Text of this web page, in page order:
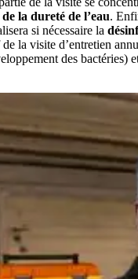
la dureté de l’eau.
si nécessaire la
la visite d’entretien
des bactéries)